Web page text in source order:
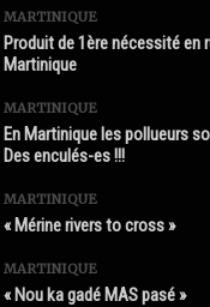
MARTINIQUE
Produit de 1ère nécessité en
Martinique
MARTINIQUE
En Martinique les pollueurs
Des enculés-es !!!
MARTINIQUE
« Mérine rivers to cross »
MARTINIQUE
« Nou ka gadé MAS pasé »